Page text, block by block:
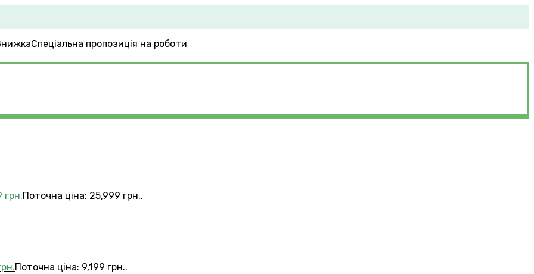
Спеціальна пропозиція на роботи
грн.Поточна ціна: 25,999 грн..
Поточна ціна: 9,199 грн..